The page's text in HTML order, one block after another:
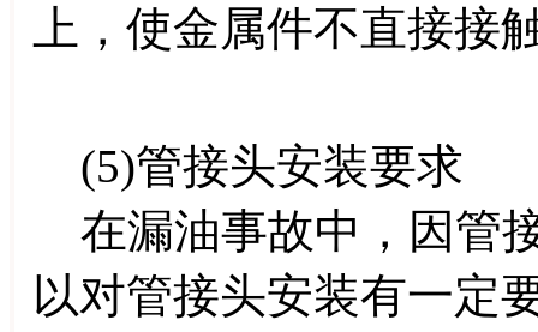
上，使金属件不直接接
(5)管接头安装要求
在漏油事故中，因管
以对管接头安装有一定